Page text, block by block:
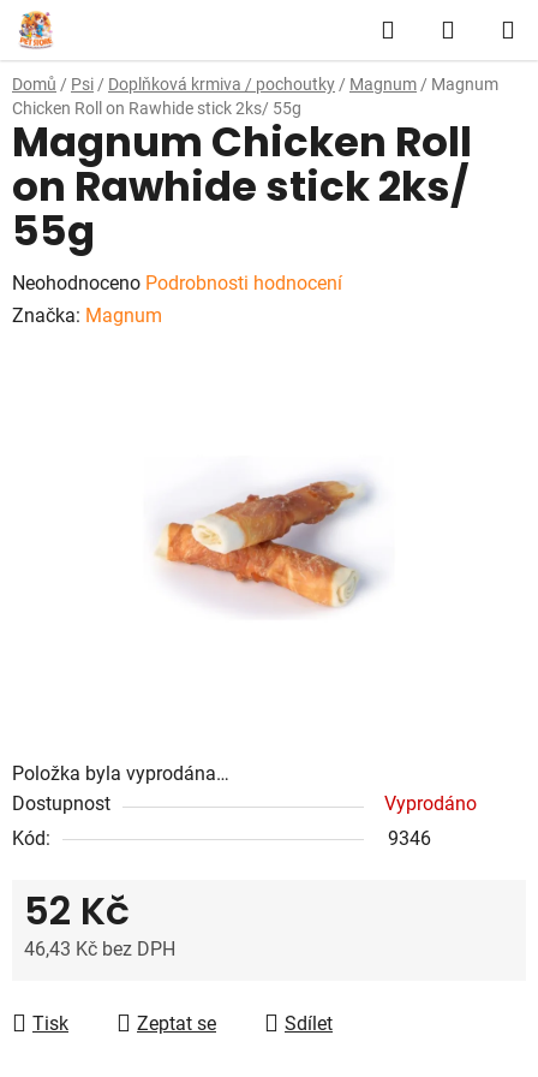
Přejít
na
obsah
Hledat
KOŠÍK
Domů / Psi / Doplňková krmiva / pochoutky / Magnum / Magnum
Chicken Roll on Rawhide stick 2ks/ 55g
Položka byla vyprodána…
Dostupnost
Vyprodáno
Kód:
9346
52 Kč
46,43 Kč bez DPH
Tisk
Zeptat se Sdílet
Magnum Chicken Roll
on Rawhide stick 2ks/
55g
Průměrné
hodnocení
Neohodnoceno Podrobnosti hodnocení
Značka: Magnum